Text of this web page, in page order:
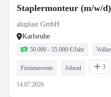
Staplermonteur (m/w/d)
aluplast GmbH
Karlsruhe
50.000 - 55.000 €/Jahr
Firmenevents Jobrad 3
14.07.2026